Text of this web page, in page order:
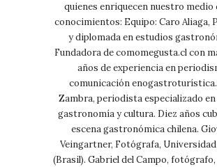
quienes enriquecen nuestro medio
conocimientos: Equipo: Caro Aliaga,
y diplomada en estudios
Fundadora de comomegusta.cl con
años de experiencia en
comunicación
Zambra, periodista especializado
gastronomía y cultura. Diez años
escena gastronómica chilena.
Veingartner, Fotógrafa,
(Brasil). Gabriel del Campo,